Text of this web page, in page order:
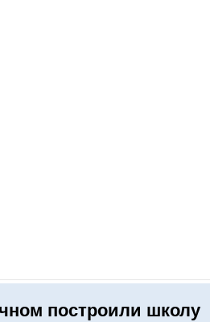
построили школу